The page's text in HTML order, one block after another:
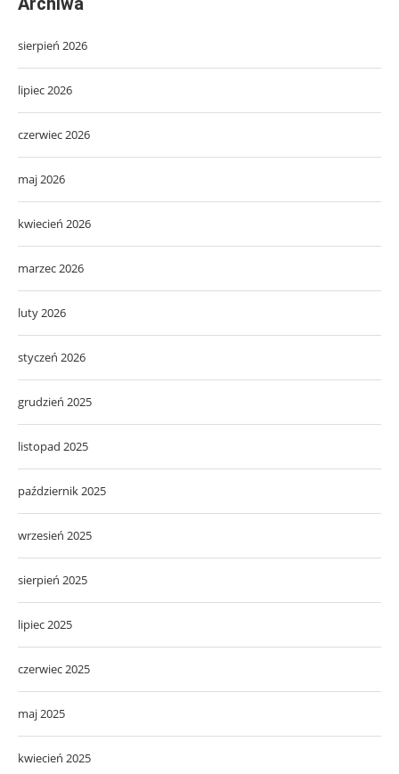
sierpień 2026
lipiec 2026
czerwiec 2026
maj 2026
kwiecień 2026
marzec 2026
luty 2026
styczeń 2026
grudzień 2025
listopad 2025
październik 2025
wrzesień 2025
sierpień 2025
lipiec 2025
czerwiec 2025
maj 2025
kwiecień 2025